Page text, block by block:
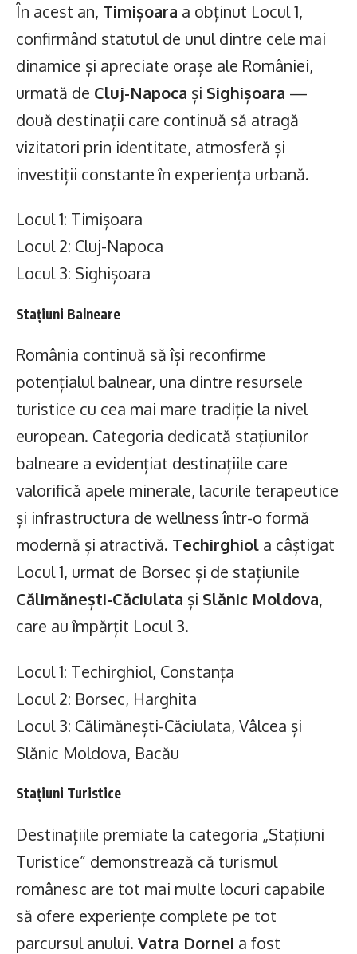
În acest an, Timișoara a obținut Locul 1,
confirmând statutul de unul dintre cele mai
dinamice și apreciate orașe ale României,
urmată de Cluj-Napoca și Sighișoara —
două destinații care continuă să atragă
vizitatori prin identitate, atmosferă și
investiții constante în experiența urbană.
Locul 1: Timișoara
Locul 2: Cluj-Napoca
Locul 3: Sighișoara
Stațiuni Balneare
România continuă să își reconfirme
potențialul balnear, una dintre resursele
turistice cu cea mai mare tradiție la nivel
european. Categoria dedicată stațiunilor
balneare a evidențiat destinațiile care
valorifică apele minerale, lacurile terapeutice
și infrastructura de wellness într-o formă
modernă și atractivă. Techirghiol a câștigat
Locul 1, urmat de Borsec și de stațiunile
Călimănești-Căciulata și Slănic Moldova,
care au împărțit Locul 3.
Locul 1: Techirghiol, Constanța
Locul 2: Borsec, Harghita
Locul 3: Călimănești-Căciulata, Vâlcea și
Slănic Moldova, Bacău
Stațiuni Turistice
Destinațiile premiate la categoria „Stațiuni
Turistice” demonstrează că turismul
românesc are tot mai multe locuri capabile
să ofere experiențe complete pe tot
parcursul anului. Vatra Dornei a fost